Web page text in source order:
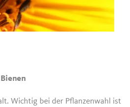
Wichtig bei der Pflanzenwahl ist